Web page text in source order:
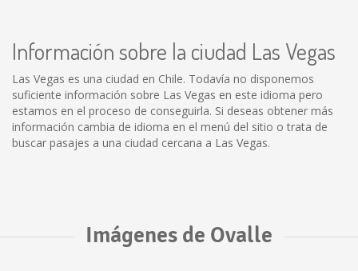
Información sobre la ciudad Las Vegas
Las Vegas es una ciudad en Chile. Todavía no disponemos
suficiente información sobre Las Vegas en este idioma pero
estamos en el proceso de conseguirla. Si deseas obtener más
información cambia de idioma en el menú del sitio o trata de
buscar pasajes a una ciudad cercana a Las Vegas.
Imágenes de Ovalle